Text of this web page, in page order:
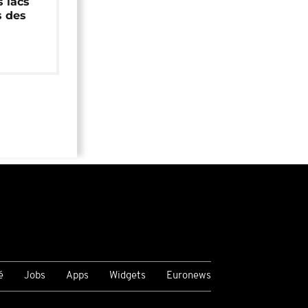
des
Jobs Apps Widgets Euronews